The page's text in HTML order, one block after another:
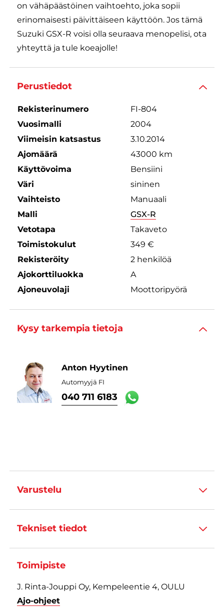
on vähäpäästöinen vaihtoehto, joka sopii
erinomaisesti päivittäiseen käyttöön. Jos tämä
Suzuki GSX-R voisi olla seuraava menopelisi, ota
yhteyttä ja tule koeajolle!
Perustiedot
Rekisterinumero
FI-804
Vuosimalli
2004
Viimeisin katsastus
3.10.2014
Ajomäärä
43000 km
Käyttövoima
Bensiini
Väri
sininen
Vaihteisto
Manuaali
Malli
GSX-R
Vetotapa
Takaveto
Toimistokulut
349 €
Rekisteröity
2 henkilöä
Ajokorttiluokka
A
Ajoneuvolaji
Moottoripyörä
Kysy tarkempia tietoja
Anton Hyytinen
Automyyjä FI
040 711 6183
Varustelu
Tekniset tiedot
Toimipiste
J. Rinta-Jouppi Oy, Kempeleentie 4, OULU
Ajo-ohjeet